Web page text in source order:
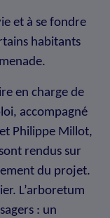
et à se fondre
habitants
en charge de
accompagné
Philippe Millot,
rendus sur
du projet.
L’arboretum
: un